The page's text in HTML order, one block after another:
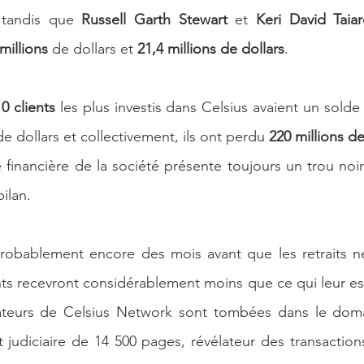
que Russell Garth Stewart et Keri David
de dollars et 21,4 millions de dollars.
clients les plus investis dans Celsius avaient un
dollars et collectivement, ils ont perdu 220 millions
financière de la société présente toujours un trou
encore des mois avant que les retraits
recevront considérablement moins que ce qui leur
de Celsius Network sont tombées dans le
de 14 500 pages, révélateur des